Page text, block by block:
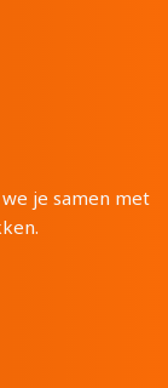
je samen met